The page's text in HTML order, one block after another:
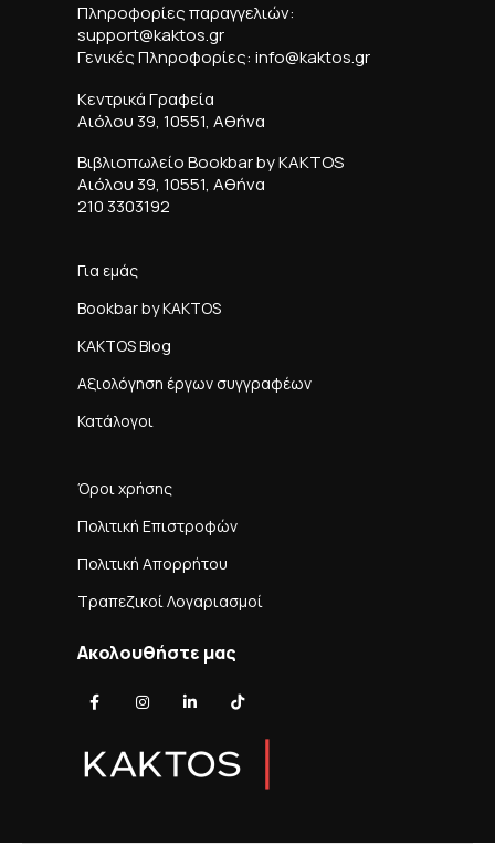
Πληροφορίες παραγγελιών:
support@kaktos.gr
Γενικές Πληροφορίες: info@kaktos.gr
Κεντρικά Γραφεία
Αιόλου 39, 10551, Αθήνα
Βιβλιοπωλείο Bookbar by KAKTOS
Αιόλου 39, 10551, Αθήνα
210 3303192
Για εμάς
Bookbar by KAKTOS
KAKTOS Blog
Αξιολόγηση έργων συγγραφέων
Κατάλογοι
Όροι χρήσης
Πολιτική Επιστροφών
Πολιτική Απορρήτου
Τραπεζικοί Λογαριασμοί
Ακολουθήστε μας